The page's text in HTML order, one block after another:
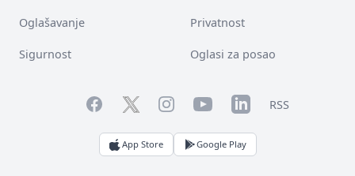
Oglašavanje Privatnost
Sigurnost Oglasi za posao
FacebookTwitterInstagramYouTubeLinkedInRSS
App Store Google Play